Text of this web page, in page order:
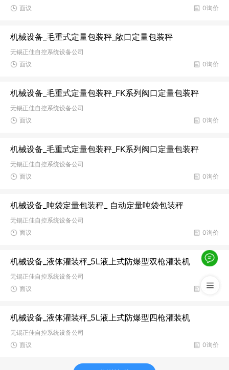
0询价
面议
机械设备_毛重式定量包装秤_敞口定量包装秤
无锡正佳自控系统设备公司
0询价
面议
机械设备_毛重式定量包装秤_FK系列阀口定量包装秤
无锡正佳自控系统设备公司
0询价
面议
机械设备_毛重式定量包装秤_FK系列阀口定量包装秤
无锡正佳自控系统设备公司
0询价
面议
机械设备_吨袋定量包装秤_ 自动定量吨袋包装秤
无锡正佳自控系统设备公司
0询价
面议
机械设备_液体灌装秤_5L液上式防爆型双枪灌装机
无锡正佳自控系统设备公司
0询价
面议
机械设备_液体灌装秤_5L液上式防爆型四枪灌装机
无锡正佳自控系统设备公司
0询价
面议